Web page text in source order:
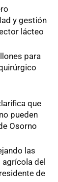
y gestión
lácteo
para
que
pueden
Osorno
las
agrícola del
de